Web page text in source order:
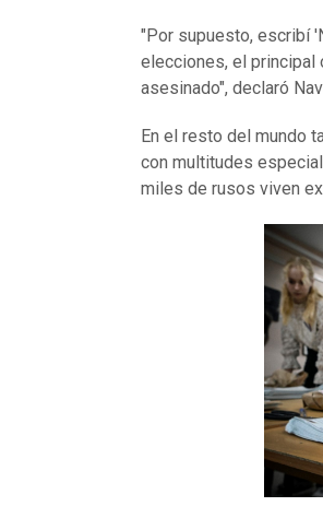
"Por supuesto, escribí
elecciones, el principal
asesinado", declaró
En el resto del mundo
con multitudes
miles de rusos viven